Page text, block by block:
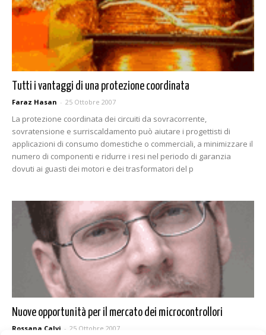
Tutti i vantaggi di una protezione coordinata
Faraz Hasan - 25 Ottobre 2007
La protezione coordinata dei circuiti da sovracorrente,
sovratensione e surriscaldamento può aiutare i progettisti di
applicazioni di consumo domestiche o commerciali, a minimizzare il
numero di componenti e ridurre i resi nel periodo di garanzia
dovuti ai guasti dei motori e dei trasformatori del p
Nuove opportunità per il mercato dei microcontrollori
Rossana Calvi - 25 Ottobre 2007